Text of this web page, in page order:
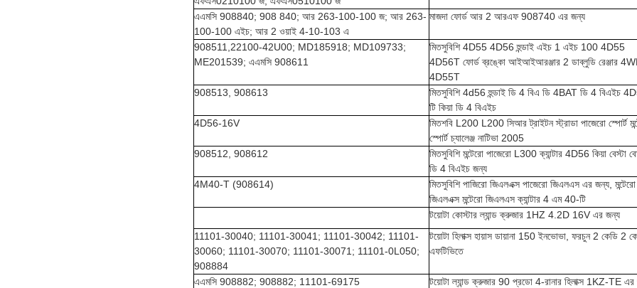
এএমসি 908840; 908 840; আর 263-100-100 জ; আর 263-
100-100 এইচ; আর 2 ওয়াই 4-10-103 এ
মাজদা ফোর্ড আর 2 আরএফ 908740 এর জন্য
908511,22100-42U00; MD185918; MD109733;
ME201539; এএমসি 908611
মিতসুবিশি 4D55 4D56 হুন্ডাই এইচ 1 এইচ 100 4D55
4D56T ফোর্ড ব্রঙ্কো আইআইআরঞ্জার 2 ডাব্লুডি রেঞ্জার
4D55T
908513, 908613
মিতসুবিশি 4d56 হুন্ডাই ডি 4 বিএ ডি 4BAT ডি 4 বিএইচ
টি কিয়া ডি 4 বিএইচ
4D56-16V
মিতশবি L200 L200 সিআর ট্রাইটন স্ট্রাডা পাজেরো স্পোর্ট
স্পোর্ট চ্যালেঞ্জ নাটিভা 2005
908512, 908612
মিতসুবিশি মন্টেরো পাজেরো L300 ক্যান্টার 4D56 কিয়া বেস্টা
ডি 4 বিএইচ জন্য
4M40-T (908614)
মিতসুবিশি পাজিরো জিএলএক্স পাজেরো জিএলএস এর জন্য, মন্টেরো
জিএলএক্স মন্টেরো জিএলএস ক্যান্টার 4 এম 40-টি
টয়োটা কোস্টার ল্যান্ড ক্রুজার 1HZ 4.2D 16V এর জন্য
11101-30040; 11101-30041; 11101-30042; 11101-
30060; 11101-30070; 11101-30071; 11101-0L050;
908884
টয়োটা হিলাক্স হায়াস ডায়ানা 150 ইনভোভা, ফরচুন 2 কেডি 2
এফটিভিতে
এএমসি 908882; 908882; 11101-69175 টয়োটা ল্যান্ড ক্রুজার 90 প্রডো 4-রানার হিলাক্স 1KZ-TE